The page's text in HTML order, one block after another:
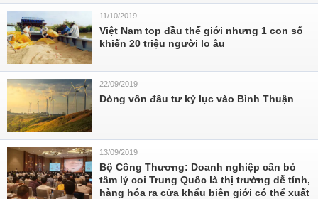
11/10/2019
Việt Nam top đầu thế giới nhưng 1 con số
khiến 20 triệu người lo âu
22/09/2019
Dòng vốn đầu tư kỷ lục vào Bình Thuận
13/09/2019
Bộ Công Thương: Doanh nghiệp cần bỏ
tâm lý coi Trung Quốc là thị trường dễ tính,
hàng hóa ra cửa khẩu biên giới có thể xuất